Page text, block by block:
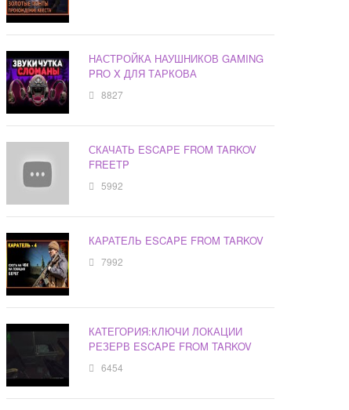
НАСТРОЙКА НАУШНИКОВ GAMING
PRO X ДЛЯ ТАРКОВА
8827
СКАЧАТЬ ESCAPE FROM TARKOV
FREETP
5992
КАРАТЕЛЬ ESCAPE FROM TARKOV
7992
КАТЕГОРИЯ:КЛЮЧИ ЛОКАЦИИ
РЕЗЕРВ ESCAPE FROM TARKOV
6454